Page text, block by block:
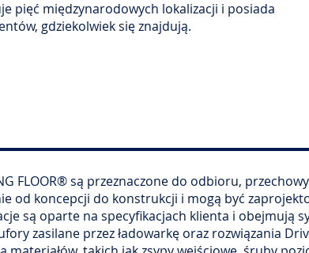
pięć międzynarodowych lokalizacji i posiada
gdziekolwiek się znajdują.
FLOOR® są przeznaczone do odbioru,
od koncepcji do konstrukcji i mogą być
są oparte na specyfikacjach klienta i obejmują
zasilane przez ładowarkę oraz rozwiązania